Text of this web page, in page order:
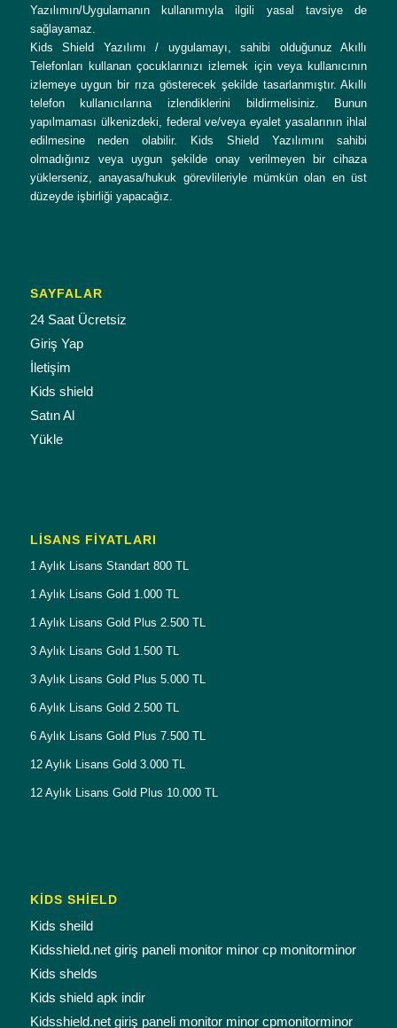
Yazılımın/Uygulamanın kullanımıyla ilgili yasal tavsiye de
sağlayamaz.
Kids Shield Yazılımı / uygulamayı, sahibi olduğunuz Akıllı
Telefonları kullanan çocuklarınızı izlemek için veya kullanıcının
izlemeye uygun bir rıza gösterecek şekilde tasarlanmıştır. Akıllı
telefon kullanıcılarına izlendiklerini bildirmelisiniz. Bunun
yapılmaması ülkenizdeki, federal ve/veya eyalet yasalarının ihlal
edilmesine neden olabilir. Kids Shield Yazılımını sahibi
olmadığınız veya uygun şekilde onay verilmeyen bir cihaza
yüklerseniz, anayasa/hukuk görevlileriyle mümkün olan en üst
düzeyde işbirliği yapacağız.
SAYFALAR
24 Saat Ücretsiz
Giriş Yap
İletişim
Kids shield
Satın Al
Yükle
LISANS FIYATLARI
1 Aylık Lisans Standart 800 TL
1 Aylık Lisans Gold 1.000 TL
1 Aylık Lisans Gold Plus 2.500 TL
3 Aylık Lisans Gold 1.500 TL
3 Aylık Lisans Gold Plus 5.000 TL
6 Aylık Lisans Gold 2.500 TL
6 Aylık Lisans Gold Plus 7.500 TL
12 Aylık Lisans Gold 3.000 TL
12 Aylık Lisans Gold Plus 10.000 TL
KİDS SHİELD
Kids sheild
Kidsshield.net giriş paneli monitor minor cp monitorminor
Kids shelds
Kids shield apk indir
Kidsshield.net giriş paneli monitor minor cpmonitorminor